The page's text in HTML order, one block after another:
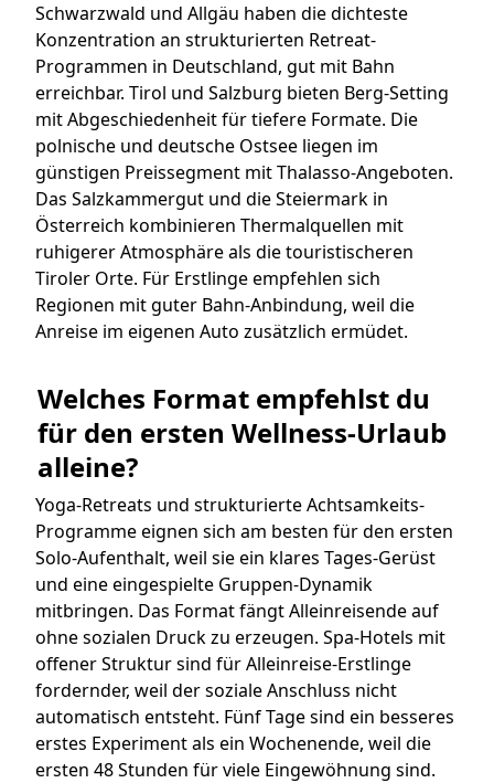
Schwarzwald und Allgäu haben die dichteste
Konzentration an strukturierten Retreat-
Programmen in Deutschland, gut mit Bahn
erreichbar. Tirol und Salzburg bieten Berg-Setting
mit Abgeschiedenheit für tiefere Formate. Die
polnische und deutsche Ostsee liegen im
günstigen Preissegment mit Thalasso-Angeboten.
Das Salzkammergut und die Steiermark in
Österreich kombinieren Thermalquellen mit
ruhigerer Atmosphäre als die touristischeren
Tiroler Orte. Für Erstlinge empfehlen sich
Regionen mit guter Bahn-Anbindung, weil die
Anreise im eigenen Auto zusätzlich ermüdet.
Welches Format empfehlst du
für den ersten Wellness-Urlaub
alleine?
Yoga-Retreats und strukturierte Achtsamkeits-
Programme eignen sich am besten für den ersten
Solo-Aufenthalt, weil sie ein klares Tages-Gerüst
und eine eingespielte Gruppen-Dynamik
mitbringen. Das Format fängt Alleinreisende auf
ohne sozialen Druck zu erzeugen. Spa-Hotels mit
offener Struktur sind für Alleinreise-Erstlinge
fordernder, weil der soziale Anschluss nicht
automatisch entsteht. Fünf Tage sind ein besseres
erstes Experiment als ein Wochenende, weil die
ersten 48 Stunden für viele Eingewöhnung sind.